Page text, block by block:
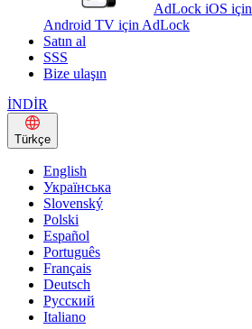
AdLock iOS için
Android TV için AdLock
Satın al
SSS
Bize ulaşın
İNDİR
Türkçe
English
Українська
Slovenský
Polski
Español
Português
Français
Deutsch
Русский
Italiano